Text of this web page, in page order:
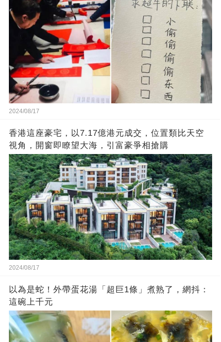
2024/08/17
香港這座豪宅，以7.17億港元成交，位置類比天空
視角，開窗即瞭望大海，引富豪爭相搶購
2024/08/17
以為是蛇！外帶蛋花湯「超巨1條」煮熟了，網抖：
這碗上千元